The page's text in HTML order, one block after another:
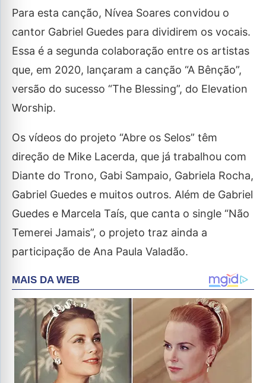
Para esta canção, Nívea Soares convidou o
cantor Gabriel Guedes para dividirem os vocais.
Essa é a segunda colaboração entre os artistas
que, em 2020, lançaram a canção “A Bênção”,
versão do sucesso “The Blessing”, do Elevation
Worship.
Os vídeos do projeto “Abre os Selos” têm
direção de Mike Lacerda, que já trabalhou com
Diante do Trono, Gabi Sampaio, Gabriela Rocha,
Gabriel Guedes e muitos outros. Além de Gabriel
Guedes e Marcela Taís, que canta o single “Não
Temerei Jamais”, o projeto traz ainda a
participação de Ana Paula Valadão.